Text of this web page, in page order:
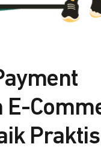
E-
Praktis